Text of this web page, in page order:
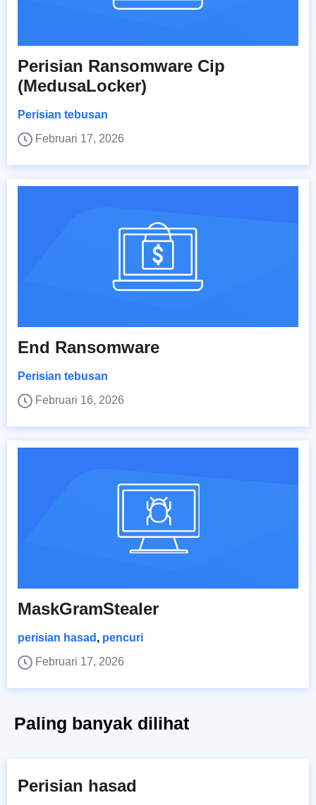
Perisian Ransomware Cip
(MedusaLocker)
Perisian tebusan
Februari 17, 2026
End Ransomware
Perisian tebusan
Februari 16, 2026
MaskGramStealer
perisian hasad , pencuri
Februari 17, 2026
Paling banyak dilihat
Perisian hasad